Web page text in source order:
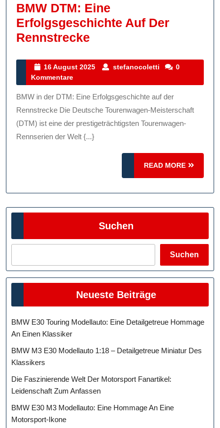
BMW DTM: Eine
Erfolgsgeschichte Auf Der
Rennstrecke
Eine
Auf
Der
Rennstrecke
16 August 2025
16
2025
stefanocoletti stefanocoletti
0
Kommentare
BMW in der DTM: Eine Erfolgsgeschichte auf der
Rennstrecke Die Deutsche Tourenwagen-Meisterschaft
(DTM) ist eine der prestigeträchtigsten Tourenwagen-
Rennserien der Welt {...}
READ MORE
READ
MORE
Suchen
Suchen
Neueste Beiträge
BMW E30 Touring Modellauto: Eine Detailgetreue Hommage
An Einen Klassiker
BMW M3 E30 Modellauto 1:18 – Detailgetreue Miniatur Des
Klassikers
Die Faszinierende Welt Der Motorsport Fanartikel:
Leidenschaft Zum Anfassen
BMW E30 M3 Modellauto: Eine Hommage An Eine
Motorsport-Ikone